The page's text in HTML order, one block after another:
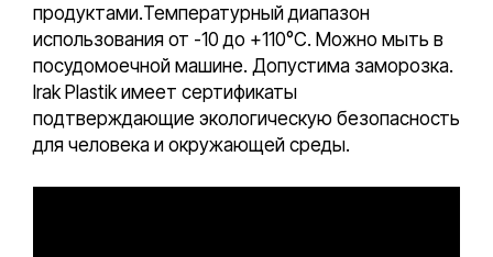
продуктами.Температурный диапазон
использования от -10 до +110°С. Можно мыть в
посудомоечной машине. Допустима заморозка.
Irak Plastik имеет сертификаты
подтверждающие экологическую безопасность
для человека и окружающей среды.